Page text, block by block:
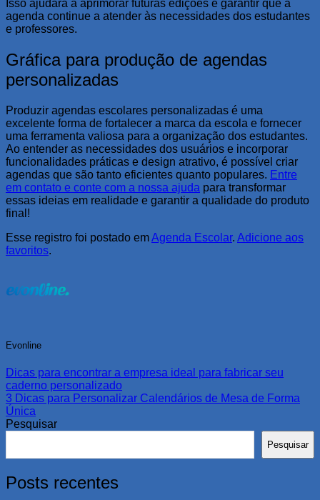
Isso ajudará a aprimorar futuras edições e garantir que a
agenda continue a atender às necessidades dos estudantes
e professores.
Gráfica para produção de agendas
personalizadas
Produzir agendas escolares personalizadas é uma
excelente forma de fortalecer a marca da escola e fornecer
uma ferramenta valiosa para a organização dos estudantes.
Ao entender as necessidades dos usuários e incorporar
funcionalidades práticas e design atrativo, é possível criar
agendas que são tanto eficientes quanto populares. Entre
em contato e conte com a nossa ajuda para transformar
essas ideias em realidade e garantir a qualidade do produto
final!
Esse registro foi postado emAgenda Escolar. Adicione aos
favoritos.
Evonline
Dicas para encontrar a empresa ideal para fabricar seu
caderno personalizado
3 Dicas para Personalizar Calendários de Mesa de Forma
Única
Pesquisar
Pesquisar
Posts recentes